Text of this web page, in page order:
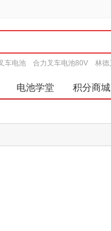
车电池 合力叉车电池80V 林德
电池学堂 积分商城